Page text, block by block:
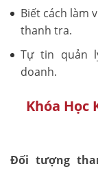
Biết cách làm
thanh tra.
Tự tin quản
doanh.
Khóa Học
Đối tượng